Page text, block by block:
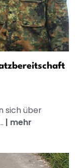
sich über
| mehr